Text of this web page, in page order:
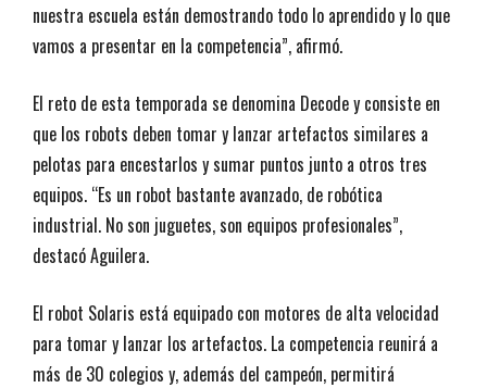
nuestra escuela están demostrando todo lo aprendido y lo que
vamos a presentar en la competencia”, afirmó.
El reto de esta temporada se denomina Decode y consiste en
que los robots deben tomar y lanzar artefactos similares a
pelotas para encestarlos y sumar puntos junto a otros tres
equipos. “Es un robot bastante avanzado, de robótica
industrial. No son juguetes, son equipos profesionales”,
destacó Aguilera.
El robot Solaris está equipado con motores de alta velocidad
para tomar y lanzar los artefactos. La competencia reunirá a
más de 30 colegios y, además del campeón, permitirá